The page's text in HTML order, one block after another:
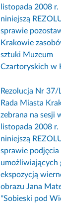
listopada 2008
niniejszą
sprawie
Krakowie
sztuki Muzeum
Czartoryskich w
Rezolucja Nr 37/
Rada Miasta
zebrana na sesji
listopada 2008
niniejszą
sprawie podjęcia
umożliwiających
ekspozycją
obrazu Jana
''Sobieski pod